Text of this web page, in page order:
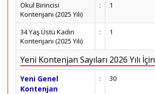
Okul Birincisi
Kontenjanı (2025 Yılı)
: 1
34 Yaş Üstü Kadın
Kontenjanı (2025 Yılı)
: 1
Yeni Kontenjan Sayıları 2026 Yılı İçin
Yeni Genel
Kontenjan
: 30